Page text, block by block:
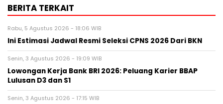
BERITA TERKAIT
Rabu, 5 Agustus 2026 - 18:06 WIB
Ini Estimasi Jadwal Resmi Seleksi CPNS 2026 Dari BKN
Senin, 3 Agustus 2026 - 19:09 WIB
Lowongan Kerja Bank BRI 2026: Peluang Karier BBAP
Lulusan D3 dan S1
Senin, 3 Agustus 2026 - 17:15 WIB